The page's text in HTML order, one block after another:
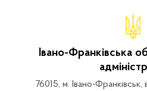
Івано-Франківська
76015, м. Івано-